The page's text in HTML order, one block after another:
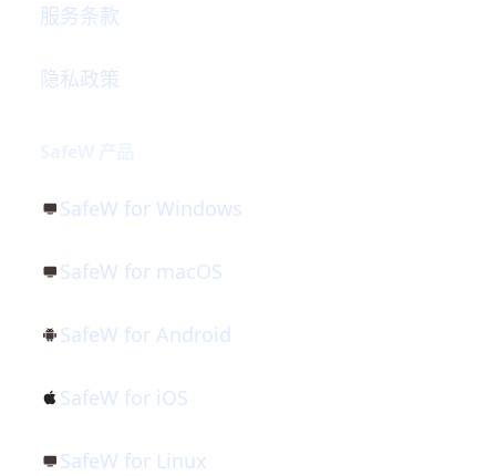
服务条款
隐私政策
SafeW for Windows
SafeW for macOS
SafeW for Android
SafeW for iOS
SafeW for Linux